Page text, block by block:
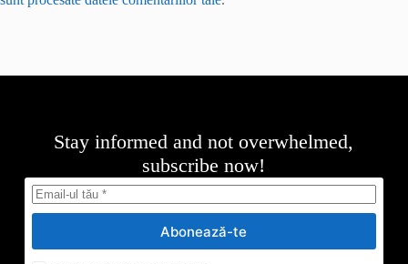
Stay informed and not overwhelmed,
subscribe now!
Abonează-te